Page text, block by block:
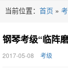
当前位置： 首页 »
钢琴考级“临阵
2017-05-08 考级